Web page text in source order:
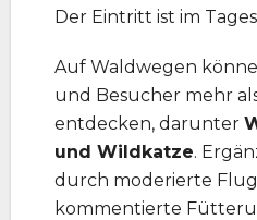
Der Eintritt ist im
Auf Waldwegen
und Besucher mehr
entdecken, darunter
und Wildkatze.
durch moderierte
kommentierte